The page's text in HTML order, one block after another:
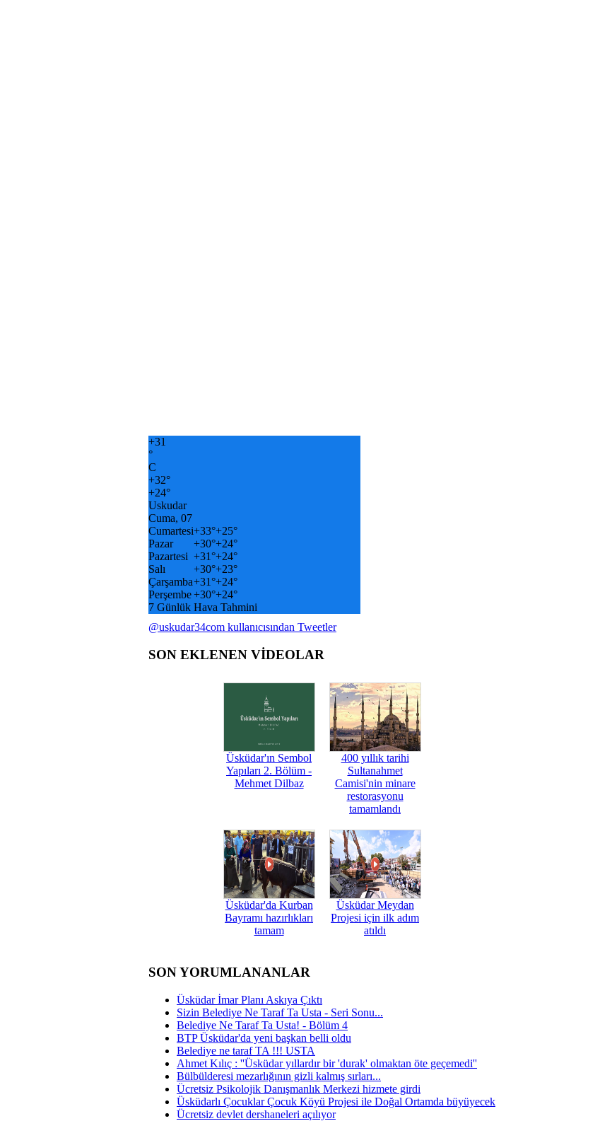
+31
°
C
+32°
+24°
Uskudar
Cuma, 07
Cumartesi+33°+25°
Pazar
+30°+24°
Pazartesi +31°+24°
Salı
+30°+23°
Çarşamba+31°+24°
Perşembe+30°+24°
7 Günlük Hava Tahmini
@uskudar34com kullanıcısından Tweetler
SON EKLENEN VİDEOLAR
Üsküdar'ın Sembol
Yapıları 2. Bölüm -
Mehmet Dilbaz
400 yıllık tarihi
Sultanahmet
Camisi'nin minare
restorasyonu
tamamlandı
Üsküdar'da Kurban
Bayramı hazırlıkları
tamam
Üsküdar Meydan
Projesi için ilk adım
atıldı
SON YORUMLANANLAR
Üsküdar İmar Planı Askıya Çıktı
Sizin Belediye Ne Taraf Ta Usta - Seri Sonu...
Belediye Ne Taraf Ta Usta! - Bölüm 4
BTP Üsküdar'da yeni başkan belli oldu
Belediye ne taraf TA !!! USTA
Ahmet Kılıç : ''Üsküdar yıllardır bir 'durak' olmaktan öte geçemedi''
Bülbülderesi mezarlığının gizli kalmış sırları...
Ücretsiz Psikolojik Danışmanlık Merkezi hizmete girdi
Üsküdarlı Çocuklar Çocuk Köyü Projesi ile Doğal Ortamda büyüyecek
Ücretsiz devlet dershaneleri açılıyor